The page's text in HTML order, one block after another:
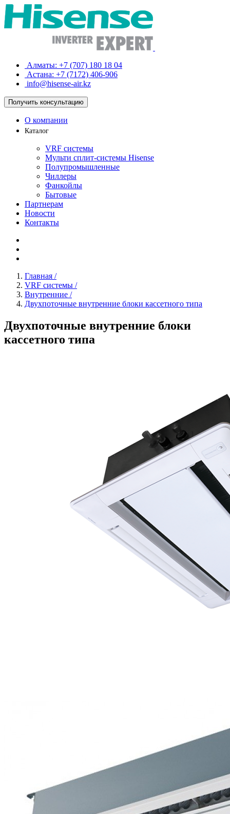
Алматы: +7 (707) 180 18 04
Астана: +7 (7172) 406-906
info@hisense-air.kz
Получить консультацию
О компании
Каталог
VRF системы
Мульти сплит-системы Hisense
Полупромышленные
Чиллеры
Фанкойлы
Бытовые
Партнерам
Новости
Контакты
Главная /
VRF системы /
Внутренние /
Двухпоточные внутренние блоки кассетного типа
Двухпоточные внутренние блоки
кассетного типа